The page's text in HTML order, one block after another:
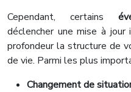
Cependant, certains
déclencher une mise à
profondeur la structure de
de vie. Parmi les plus
Changement de